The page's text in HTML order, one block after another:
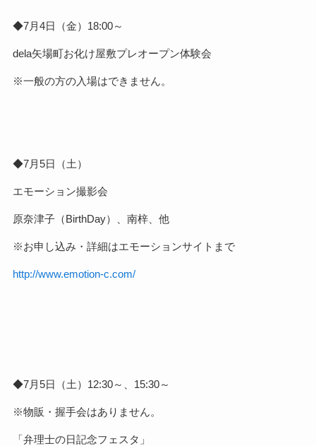
◆7月4日（金）18:00～
dela矢場町お化け屋敷プレオープン体験会
※一般の方の入場はできません。
◆7月5日（土）
エモーション撮影会
原奈津子（BirthDay）、南梓、他
※お申し込み・詳細はエモーションサイトまで
http://www.emotion-c.com/
◆7月5日（土）12:30～、15:30～
※物販・握手会はありません。
「弁理士の日記念フェスタ」